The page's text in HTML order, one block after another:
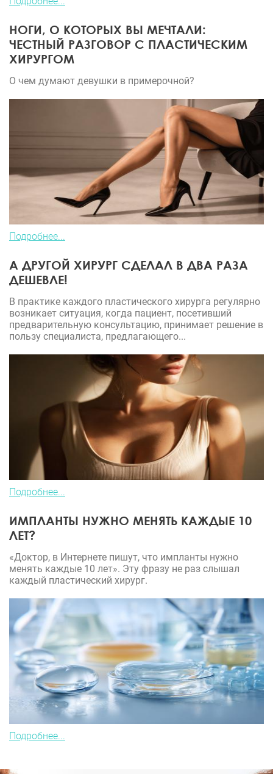
НОГИ, О КОТОРЫХ ВЫ МЕЧТАЛИ:
ЧЕСТНЫЙ РАЗГОВОР С ПЛАСТИЧЕСКИМ
ХИРУРГОМ
О чем думают девушки в примерочной?
Подробнее...
А ДРУГОЙ ХИРУРГ СДЕЛАЛ В ДВА РАЗА
ДЕШЕВЛЕ!
В практике каждого пластического хирурга регулярно
возникает ситуация, когда пациент, посетивший
предварительную консультацию, принимает решение в
пользу специалиста, предлагающего...
Подробнее...
ИМПЛАНТЫ НУЖНО МЕНЯТЬ КАЖДЫЕ 10
ЛЕТ?
«Доктор, в Интернете пишут, что импланты нужно
менять каждые 10 лет». Эту фразу не раз слышал
каждый пластический хирург.
Подробнее...